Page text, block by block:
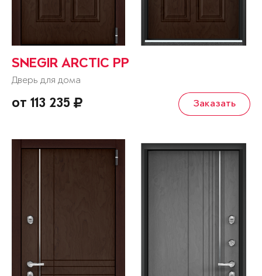
SNEGIR ARCTIC PP
Дверь для дома
от 113 235 Заказать